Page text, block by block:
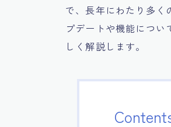
で、長年にわたり多く
プデートや機能につ
しく解説します。